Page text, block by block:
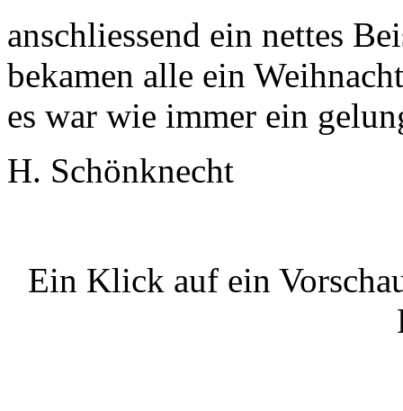
anschliessend ein nettes
bekamen alle ein
es war wie immer ein
H. Schönknecht
Ein Klick auf ein